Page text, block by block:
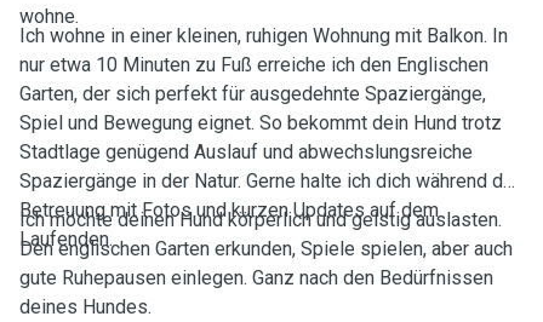
wohne.
Ich wohne in einer kleinen, ruhigen Wohnung mit Balkon. In
nur etwa 10 Minuten zu Fuß erreiche ich den Englischen
Garten, der sich perfekt für ausgedehnte Spaziergänge,
Spiel und Bewegung eignet. So bekommt dein Hund trotz
Stadtlage genügend Auslauf und abwechslungsreiche
Spaziergänge in der Natur. Gerne halte ich dich während der
Betreuung mit Fotos und kurzen Updates auf dem
Laufenden.
Ich möchte deinen Hund körperlich und geistig auslasten.
Den englischen Garten erkunden, Spiele spielen, aber auch
gute Ruhepausen einlegen. Ganz nach den Bedürfnissen
deines Hundes.